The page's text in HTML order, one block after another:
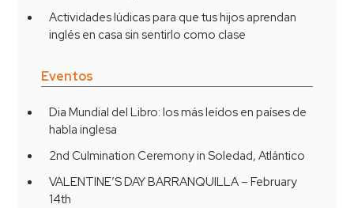
Actividades lúdicas para que tus hijos aprendan
inglés en casa sin sentirlo como clase
Eventos
Dia Mundial del Libro: los más leídos en países de
habla inglesa
2nd Culmination Ceremony in Soledad, Atlántico
VALENTINE’S DAY BARRANQUILLA – February
14th